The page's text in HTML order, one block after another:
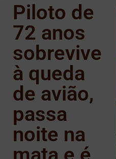
Piloto de
72 anos
sobrevive
à queda
de avião,
passa
noite na